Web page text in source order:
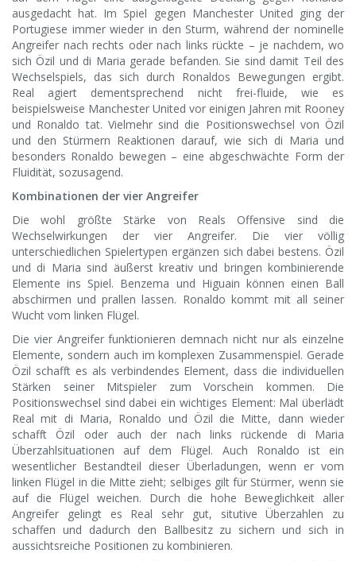
ausgedacht hat. Im Spiel gegen Manchester United ging der
Portugiese immer wieder in den Sturm, während der nominelle
Angreifer nach rechts oder nach links rückte – je nachdem, wo
sich Özil und di Maria gerade befanden. Sie sind damit Teil des
Wechselspiels, das sich durch Ronaldos Bewegungen ergibt.
Real agiert dementsprechend nicht frei-fluide, wie es
beispielsweise Manchester United vor einigen Jahren mit Rooney
und Ronaldo tat. Vielmehr sind die Positionswechsel von Özil
und den Stürmern Reaktionen darauf, wie sich di Maria und
besonders Ronaldo bewegen – eine abgeschwächte Form der
Fluidität, sozusagend.
Kombinationen der vier Angreifer
Die wohl größte Stärke von Reals Offensive sind die
Wechselwirkungen der vier Angreifer. Die vier völlig
unterschiedlichen Spielertypen ergänzen sich dabei bestens. Özil
und di Maria sind äußerst kreativ und bringen kombinierende
Elemente ins Spiel. Benzema und Higuain können einen Ball
abschirmen und prallen lassen. Ronaldo kommt mit all seiner
Wucht vom linken Flügel.
Die vier Angreifer funktionieren demnach nicht nur als einzelne
Elemente, sondern auch im komplexen Zusammenspiel. Gerade
Özil schafft es als verbindendes Element, dass die individuellen
Stärken seiner Mitspieler zum Vorschein kommen. Die
Positionswechsel sind dabei ein wichtiges Element: Mal überlädt
Real mit di Maria, Ronaldo und Özil die Mitte, dann wieder
schafft Özil oder auch der nach links rückende di Maria
Überzahlsituationen auf dem Flügel. Auch Ronaldo ist ein
wesentlicher Bestandteil dieser Überladungen, wenn er vom
linken Flügel in die Mitte zieht; selbiges gilt für Stürmer, wenn sie
auf die Flügel weichen. Durch die hohe Beweglichkeit aller
Angreifer gelingt es Real sehr gut, situtive Überzahlen zu
schaffen und dadurch den Ballbesitz zu sichern und sich in
aussichtsreiche Positionen zu kombinieren.